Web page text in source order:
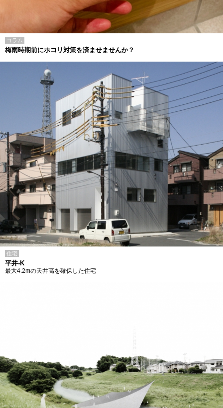
コラム
梅雨時期前にホコリ対策を済ませませんか？
住宅
平井-K
最大4.2mの天井高を確保した住宅